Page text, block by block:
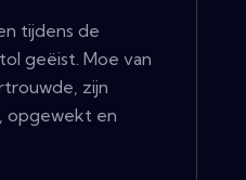
tijdens de
geëist. Moe van
zijn
opgewekt en